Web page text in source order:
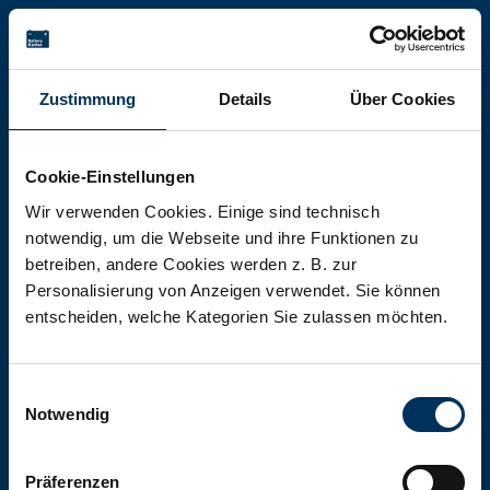
Zustimmung Details Über Cookies
Cookie-Einstellungen
Wir verwenden Cookies. Einige sind technisch
notwendig, um die Webseite und ihre Funktionen zu
betreiben, andere Cookies werden z. B. zur
Personalisierung von Anzeigen verwendet. Sie können
entscheiden, welche Kategorien Sie zulassen möchten.
Notwendig
Präferenzen
Battery-Kutter Shop
In unserem Shop finden Sie Batterien,
jeglicher Art, Größe und Leistung.
Zum Shop